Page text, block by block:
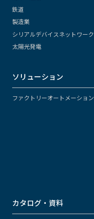
鉄道
製造業
シリアルデバイスネットワーク
太陽光発電
ソリューション
ファクトリーオートメーション
カタログ・資料